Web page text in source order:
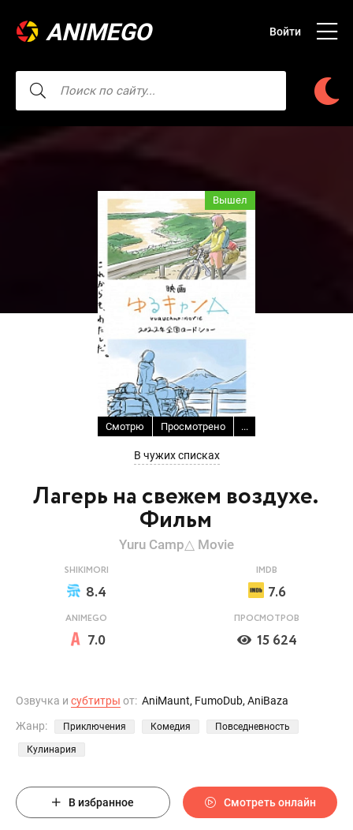
ANIMEGO Войти
Лагерь на свежем воздухе.
Фильм
Вышел
Смотрю Просмотрено ...
В чужих списках
Yuru Camp△ Movie
SHIKIMORI
8.4
IMDB
7.6
ANIMEGO
7.0
ПРОСМОТРОВ
15 624
Озвучка и субтитры от: AniMaunt, FumoDub, AniBaza
Жанр:
Приключения Комедия Повседневность
Кулинария
В избранное Смотреть онлайн